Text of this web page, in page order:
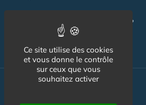
C'est quoi une Maison de Santé ?
Ce site utilise des cookies
et vous donne le contrôle
sur ceux que vous
souhaitez activer